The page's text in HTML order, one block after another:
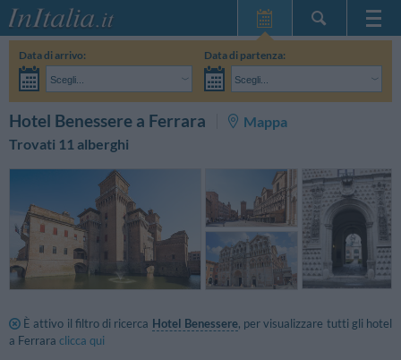
Home Page
Le mie Prenotazioni
InItalia Club
Data di arrivo:
Scegli...
Data di partenza:
Scegli...
Hotel Benessere a Ferrara
Mappa
Trovati 11 alberghi
È attivo il filtro di ricerca Hotel Benessere, per visualizzare tutti gli hotel
a Ferrara clicca qui